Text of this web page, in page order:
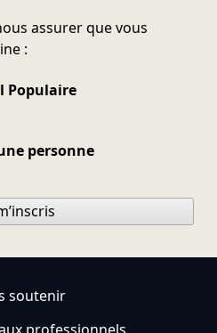
assurer que vous
:
Populaire
personne
soutenir